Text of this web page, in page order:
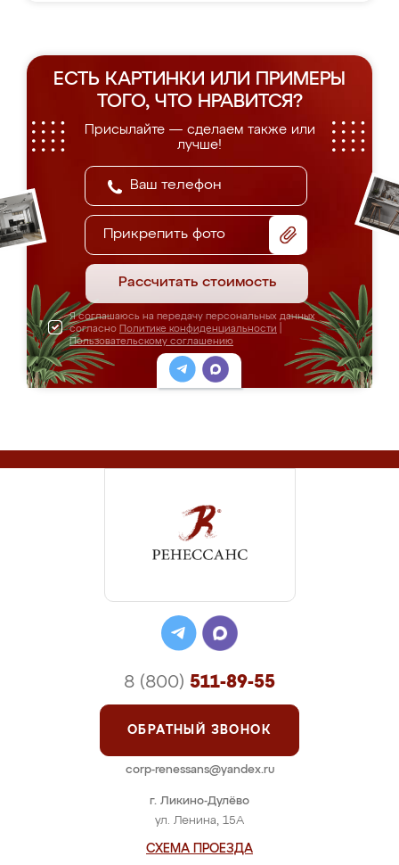
ЕСТЬ КАРТИНКИ ИЛИ ПРИМЕРЫ
ТОГО, ЧТО НРАВИТСЯ?
Присылайте — сделаем также или
лучше!
Прикрепить фото
Рассчитать стоимость
Я соглашаюсь на передачу персональных данных
согласно Политике конфиденциальности
Пользовательскому соглашению
г. Ликино-Дулёво
ул. Ленина, 15А
СХЕМА ПРОЕЗДА
8 (800) 511-89-55
ОБРАТНЫЙ ЗВОНОК
corp-renessans@yandex.ru